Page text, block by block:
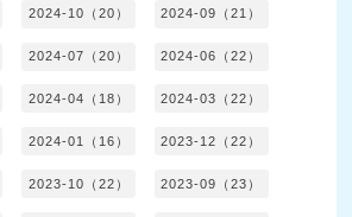
2024-10（20） 2024-09（21）
2024-07（20） 2024-06（22）
2024-04（18） 2024-03（22）
2024-01（16） 2023-12（22）
2023-10（22） 2023-09（23）